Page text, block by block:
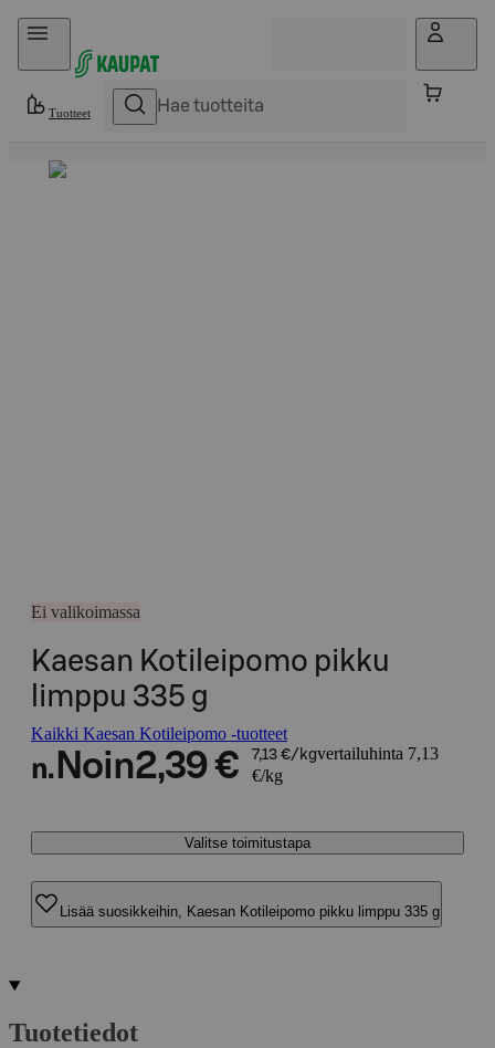
Hyppää sisältöön
Tuotteet
Ei valikoimassa
Kaesan Kotileipomo pikku
limppu 335 g
Kaikki Kaesan Kotileipomo -tuotteet
n. Noin2,39 € 7,13 €/kgvertailuhinta 7,13
€/kg
Valitse toimitustapa
Lisää suosikkeihin, Kaesan Kotileipomo pikku limppu 335 g
Tuotetiedot